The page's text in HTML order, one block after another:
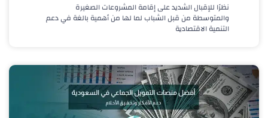
نظرًا للإقبال الشديد على إقامة المشروعات الصغيرة
والمتوسطة من قبل الشباب لما لها من أهمية بالغة في دعم
التنمية الاقتصادية